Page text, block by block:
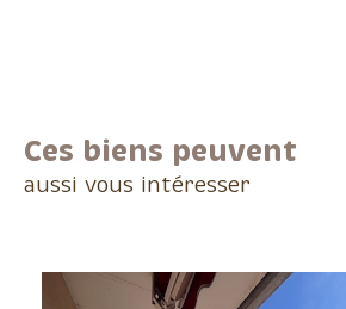
Ces biens peuvent
aussi vous intéresser